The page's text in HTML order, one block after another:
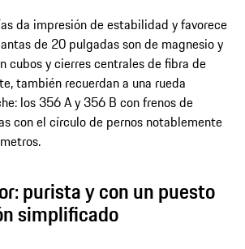
da impresión de estabilidad y favorece
de 20 pulgadas son de magnesio y
cubos y cierres centrales de fibra de
también recuerdan a una rueda
los 356 A y 356 B con frenos de
con el círculo de pernos notablemente
purista y con un puesto
simplificado